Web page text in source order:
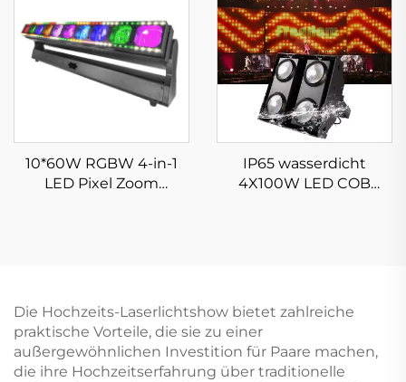
für Bühnen Disco Club
10*60W RGBW 4-in-1
LED Pixel Zoom
IP65 wasserdicht
4X100W LED COB
Die Hochzeits-Laserlichtshow bietet zahlreiche
praktische Vorteile, die sie zu einer
außergewöhnlichen Investition für Paare machen,
die ihre Hochzeitserfahrung über traditionelle